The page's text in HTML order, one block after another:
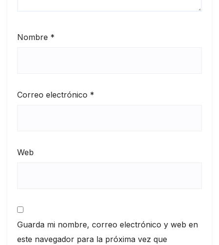
Nombre *
Correo electrónico *
Web
Guarda mi nombre, correo electrónico y web en
este navegador para la próxima vez que